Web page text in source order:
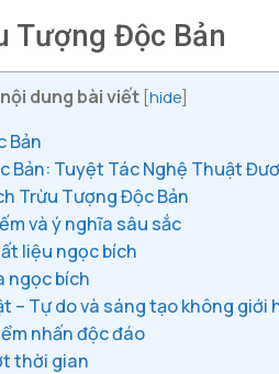
Tượng Độc Bản
dung bài viết [hide]
Bản
Bản: Tuyệt Tác Nghệ Thuật
Trừu Tượng Độc Bản
và ý nghĩa sâu sắc
liệu ngọc bích
ngọc bích
Tự do và sáng tạo không giới
nhấn độc đáo
thời gian